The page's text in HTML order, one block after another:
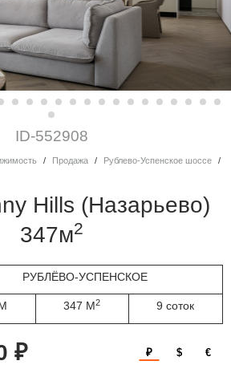
ID-552908
Продажа Рублево-Успенское шоссе
347м2
РУБЛЁВО-УСПЕНСКОЕ
347 М2 9 соток
₽ ₽ $ €